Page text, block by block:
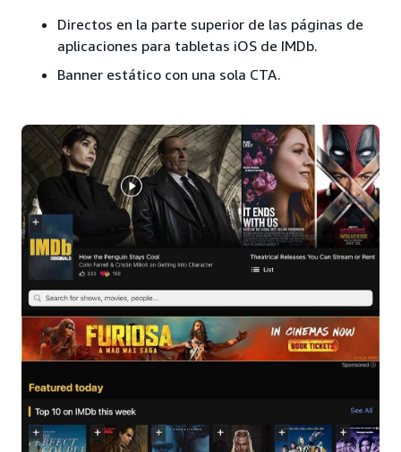
Directos en la parte superior de las páginas de
aplicaciones para tabletas iOS de IMDb.
Banner estático con una sola CTA.